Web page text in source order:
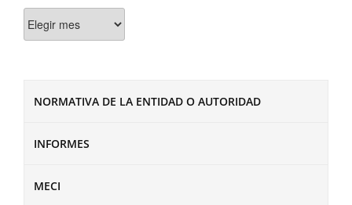
NORMATIVA DE LA ENTIDAD O AUTORIDAD
INFORMES
MECI